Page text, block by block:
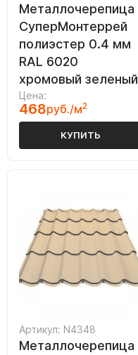
Металлочерепица
СуперМонтеррей
полиэстер 0.4 мм
RAL 6020
хромовый зеленый
Цена:
468руб./м2
КУПИТЬ
Артикул: N4348
Металлочерепица